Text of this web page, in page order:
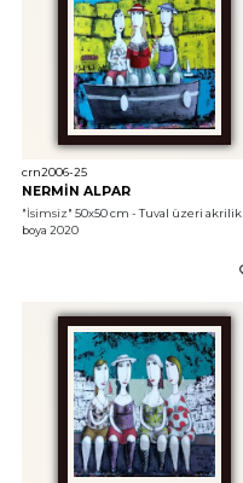
crn2006-25
NERMİN ALPAR
"İsimsiz" 50x50 cm - Tuval üzeri akrilik
boya 2020